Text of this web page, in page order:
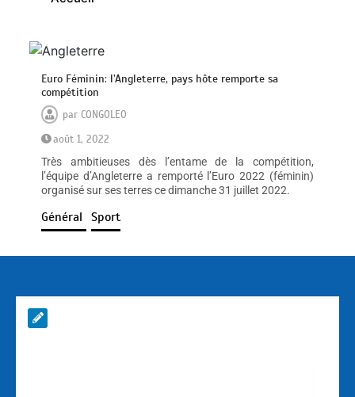
Euro Féminin: l’Angleterre, pays hôte remporte sa
compétition
parCONGOLEO
août 1, 2022
Très ambitieuses dès l’entame de la compétition,
l’équipe d’Angleterre a remporté l’Euro 2022 (féminin)
organisé sur ses terres ce dimanche 31 juillet 2022.
Général Sport